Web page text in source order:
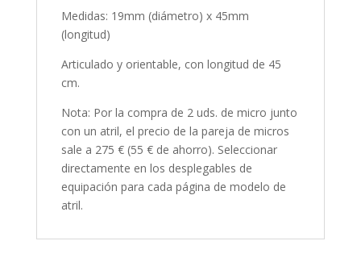
Medidas: 19mm (diámetro) x 45mm
(longitud)
Articulado y orientable, con longitud de 45
cm.
Nota: Por la compra de 2 uds. de micro junto
con un atril, el precio de la pareja de micros
sale a 275 € (55 € de ahorro). Seleccionar
directamente en los desplegables de
equipación para cada página de modelo de
atril.